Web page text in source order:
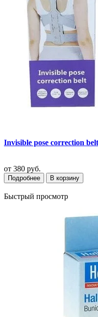
Invisible pose correction
от 380 руб.
Подробнее В корзину
Быстрый просмотр